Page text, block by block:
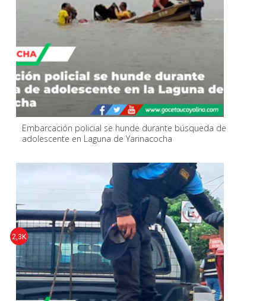
Embarcación policial se hunde durante búsqueda de
adolescente en Laguna de Yarinacocha
2,3K